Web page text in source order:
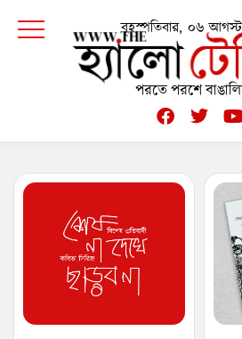
বৃহস্পতিবার, ০৬
পরতে পরশে